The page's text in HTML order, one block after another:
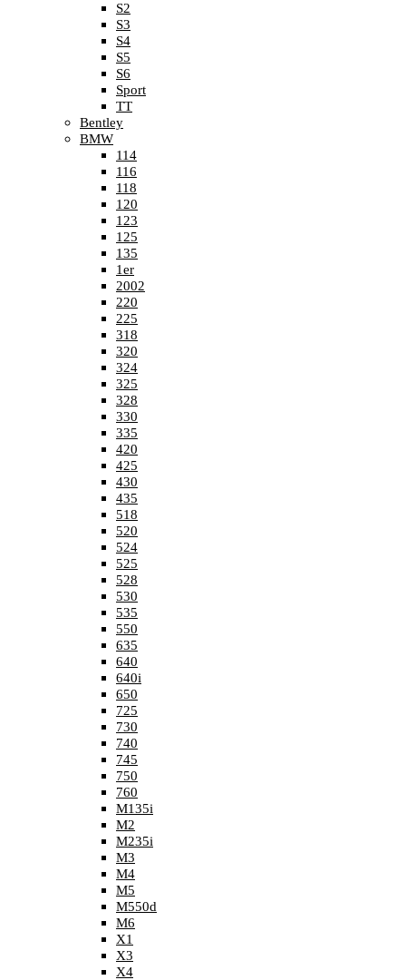
S2
S3
S4
S5
S6
Sport
TT
Bentley
BMW
114
116
118
120
123
125
135
1er
2002
220
225
318
320
324
325
328
330
335
420
425
430
435
518
520
524
525
528
530
535
550
635
640
640i
650
725
730
740
745
750
760
M135i
M2
M235i
M3
M4
M5
M550d
M6
X1
X3
X4